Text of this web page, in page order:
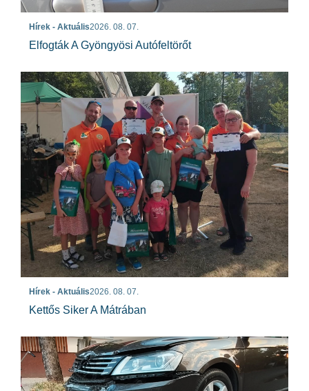
Hírek - Aktuális2026. 08. 07.
Elfogták A Gyöngyösi Autófeltörőt
Hírek - Aktuális2026. 08. 07.
Kettős Siker A Mátrában